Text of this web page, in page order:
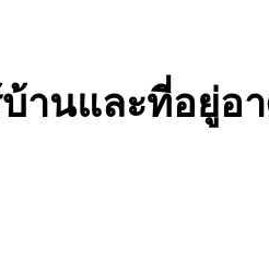
านและที่อยู่อ